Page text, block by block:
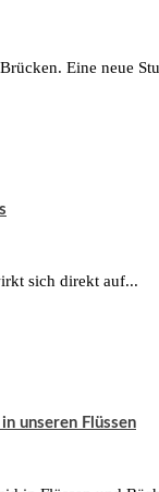
Eine neue
sich direkt auf...
unseren Flüssen